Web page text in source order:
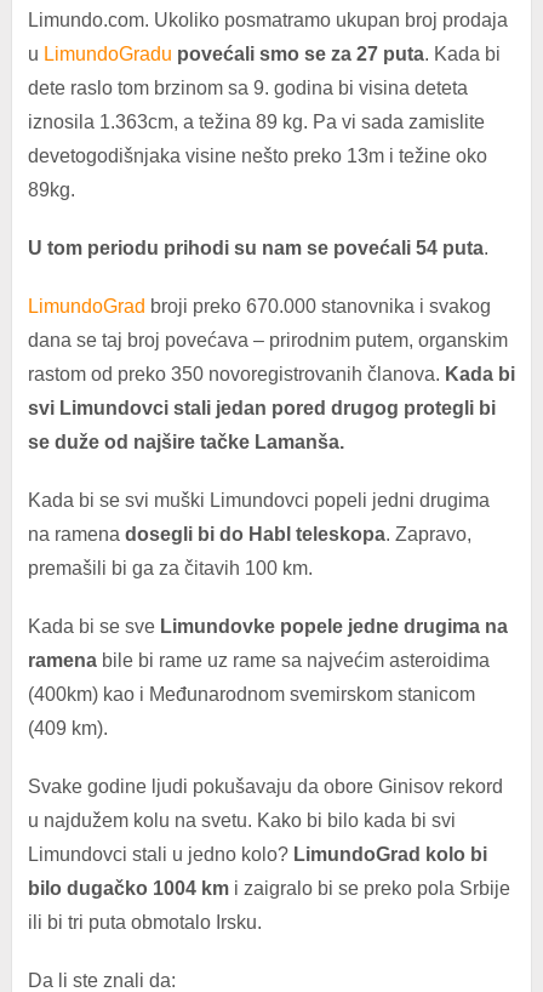
Limundo.com. Ukoliko posmatramo ukupan broj prodaja
u LimundoGradu povećali smo se za 27 puta. Kada bi
dete raslo tom brzinom sa 9. godina bi visina deteta
iznosila 1.363cm, a težina 89 kg. Pa vi sada zamislite
devetogodišnjaka visine nešto preko 13m i težine oko
89kg.
U tom periodu prihodi su nam se povećali 54 puta.
LimundoGrad broji preko 670.000 stanovnika i svakog
dana se taj broj povećava – prirodnim putem, organskim
rastom od preko 350 novoregistrovanih članova. Kada bi
svi Limundovci stali jedan pored drugog protegli bi
se duže od najšire tačke Lamanša.
Kada bi se svi muški Limundovci popeli jedni drugima
na ramena dosegli bi do Habl teleskopa. Zapravo,
premašili bi ga za čitavih 100 km.
Kada bi se sve Limundovke popele jedne drugima na
ramenabile bi rame uz rame sa najvećim asteroidima
(400km) kao i Međunarodnom svemirskom stanicom
(409 km).
Svake godine ljudi pokušavaju da obore Ginisov rekord
u najdužem kolu na svetu. Kako bi bilo kada bi svi
Limundovci stali u jedno kolo? LimundoGrad kolo bi
bilo dugačko 1004 kmi zaigralo bi se preko pola Srbije
ili bi tri puta obmotalo Irsku.
Da li ste znali da: